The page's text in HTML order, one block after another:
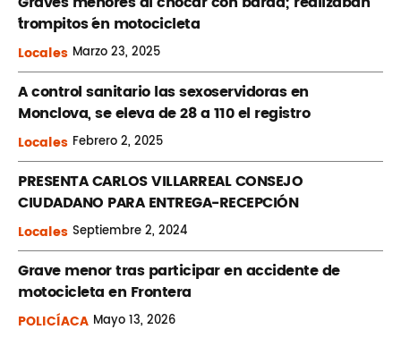
´trompitos ´en motocicleta
Locales Marzo23, 2025
A control sanitario las sexoservidoras en
Monclova, se eleva de 28 a 110 el registro
Locales Febrero2, 2025
PRESENTA CARLOS VILLARREAL CONSEJO
CIUDADANO PARA ENTREGA-RECEPCIÓN
Locales Septiembre2, 2024
Grave menor tras participar en accidente de
motocicleta en Frontera
POLICÍACA Mayo13, 2026